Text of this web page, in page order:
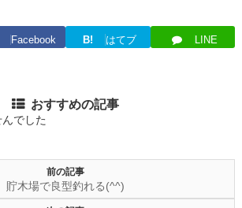
Facebook B! はてブ LINE
おすすめの記事
でした
前の記事
貯木場で良型釣れる(^^)